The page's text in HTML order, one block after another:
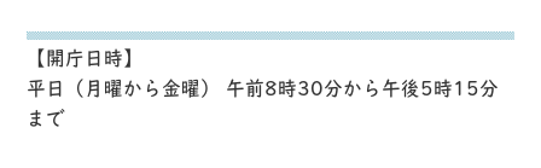
【開庁日時】
平日（月曜から金曜） 午前8時30分から午後5時15分
まで